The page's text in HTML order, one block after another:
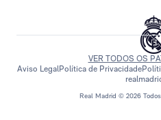
Real Madrid © 2026
VER TODOS OS
Aviso LegalPolítica de Privacidade